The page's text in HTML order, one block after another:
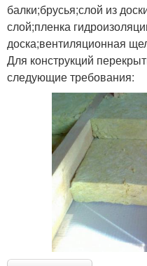
балки;брусья;слой из
слой;пленка
доска;вентиляционная
Для конструкций
следующие требования: